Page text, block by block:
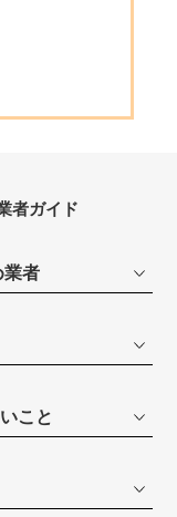
者ガイド
業者
こと